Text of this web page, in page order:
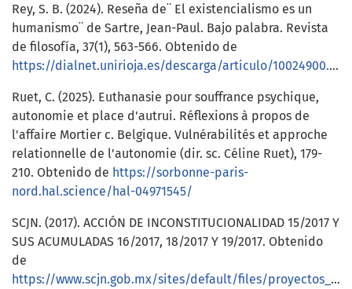
Rey, S. B. (2024). Reseña de¨ El existencialismo es un
humanismo¨ de Sartre, Jean-Paul. Bajo palabra. Revista
de filosofía, 37(1), 563-566. Obtenido de
https://dialnet.unirioja.es/descarga/articulo/10024900.pdf
Ruet, C. (2025). Euthanasie pour souffrance psychique,
autonomie et place d'autrui. Réflexions à propos de
l'affaire Mortier c. Belgique. Vulnérabilités et approche
relationnelle de l'autonomie (dir. sc. Céline Ruet), 179-
210. Obtenido de https://sorbonne-paris-
nord.hal.science/hal-04971545/
SCJN. (2017). ACCIÓN DE INCONSTITUCIONALIDAD 15/2017 Y
SUS ACUMULADAS 16/2017, 18/2017 Y 19/2017. Obtenido
de
https://www.scjn.gob.mx/sites/default/files/